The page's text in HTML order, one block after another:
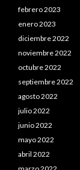
febrero 2023
enero 2023
diciembre 2022
noviembre 2022
octubre 2022
septiembre 2022
agosto 2022
julio 2022
junio 2022
mayo 2022
abril 2022